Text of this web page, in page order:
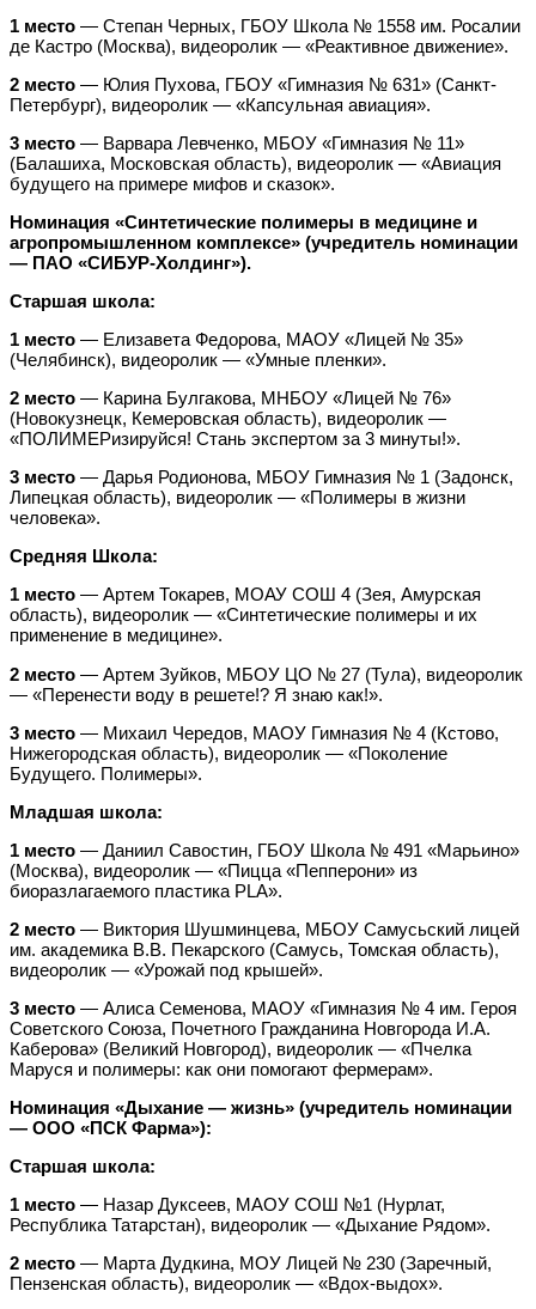
1 место — Степан Черных, ГБОУ Школа № 1558 им. Росалии
де Кастро (Москва), видеоролик — «Реактивное движение».
2 место — Юлия Пухова, ГБОУ «Гимназия № 631» (Санкт-
Петербург), видеоролик — «Капсульная авиация».
3 место — Варвара Левченко, МБОУ «Гимназия № 11»
(Балашиха, Московская область), видеоролик — «Авиация
будущего на примере мифов и сказок».
Номинация «Синтетические полимеры в медицине и
агропромышленном комплексе» (учредитель номинации
— ПАО «СИБУР-Холдинг»).
Старшая школа:
1 место — Елизавета Федорова, МАОУ «Лицей № 35»
(Челябинск), видеоролик — «Умные пленки».
2 место — Карина Булгакова, МНБОУ «Лицей № 76»
(Новокузнецк, Кемеровская область), видеоролик —
«ПОЛИМЕРизируйся! Стань экспертом за 3 минуты!».
3 место — Дарья Родионова, МБОУ Гимназия № 1 (Задонск,
Липецкая область), видеоролик — «Полимеры в жизни
человека».
Средняя Школа:
1 место — Артем Токарев, МОАУ СОШ 4 (Зея, Амурская
область), видеоролик — «Синтетические полимеры и их
применение в медицине».
2 место — Артем Зуйков, МБОУ ЦО № 27 (Тула), видеоролик
— «Перенести воду в решете!? Я знаю как!».
3 место — Михаил Чередов, МАОУ Гимназия № 4 (Кстово,
Нижегородская область), видеоролик — «Поколение
Будущего. Полимеры».
Младшая школа:
1 место — Даниил Савостин, ГБОУ Школа № 491 «Марьино»
(Москва), видеоролик — «Пицца «Пепперони» из
биоразлагаемого пластика PLA».
2 место — Виктория Шушминцева, МБОУ Самусьский лицей
им. академика В.В. Пекарского (Самусь, Томская область),
видеоролик — «Урожай под крышей».
3 место — Алиса Семенова, МАОУ «Гимназия № 4 им. Героя
Советского Союза, Почетного Гражданина Новгорода И.А.
Каберова» (Великий Новгород), видеоролик — «Пчелка
Маруся и полимеры: как они помогают фермерам».
Номинация «Дыхание — жизнь» (учредитель номинации
— ООО «ПСК Фарма»):
Старшая школа:
1 место — Назар Дуксеев, МАОУ СОШ №1 (Нурлат,
Республика Татарстан), видеоролик — «Дыхание Рядом».
2 место — Марта Дудкина, МОУ Лицей № 230 (Заречный,
Пензенская область), видеоролик — «Вдох-выдох».